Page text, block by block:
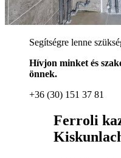
Segítségre lenne
Hívjon minket és
önnek.
+36 (30) 151 37 81
Ferroli